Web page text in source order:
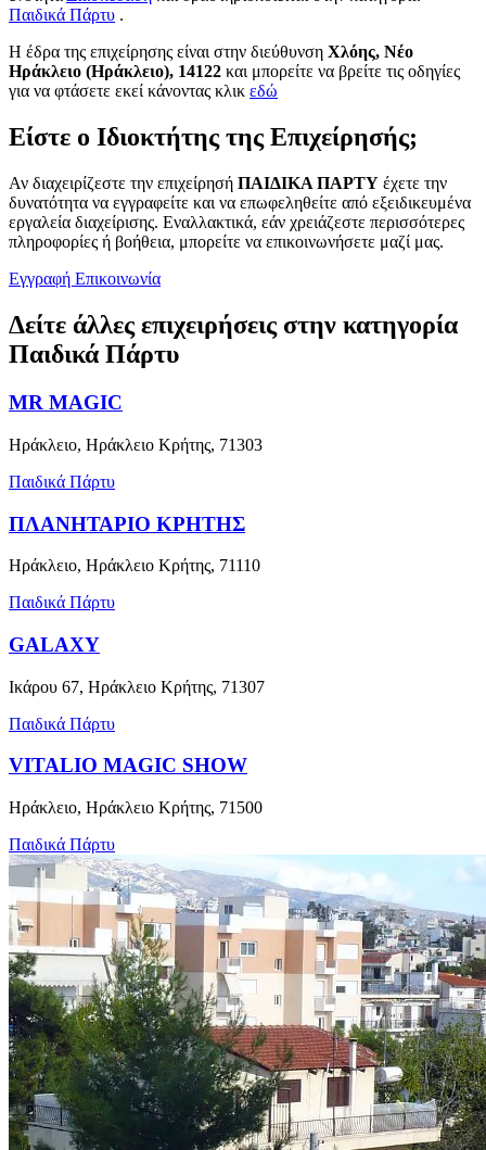
Παιδικά Πάρτυ .
H έδρα της επιχείρησης είναι στην διεύθυνση Χλόης, Νέο
Ηράκλειο (Ηράκλειο), 14122 και μπορείτε να βρείτε τις οδηγίες
για να φτάσετε εκεί κάνοντας κλικ εδώ
Είστε ο Ιδιοκτήτης της Επιχείρησής;
Αν διαχειρίζεστε την επιχείρησή ΠΑΙΔΙΚΑ ΠΑΡΤΥ έχετε την
δυνατότητα να εγγραφείτε και να επωφεληθείτε από εξειδικευμένα
εργαλεία διαχείρισης. Εναλλακτικά, εάν χρειάζεστε περισσότερες
πληροφορίες ή βοήθεια, μπορείτε να επικοινωνήσετε μαζί μας.
Εγγραφή Επικοινωνία
Δείτε άλλες επιχειρήσεις στην κατηγορία
Παιδικά Πάρτυ
MR MAGIC
Ηράκλειο, Ηράκλειο Κρήτης, 71303
Παιδικά Πάρτυ
ΠΛΑΝΗΤΑΡΙΟ ΚΡΗΤΗΣ
Ηράκλειο, Ηράκλειο Κρήτης, 71110
Παιδικά Πάρτυ
GALAXY
Ικάρου 67, Ηράκλειο Κρήτης, 71307
Παιδικά Πάρτυ
VITALIO MAGIC SHOW
Ηράκλειο, Ηράκλειο Κρήτης, 71500
Παιδικά Πάρτυ